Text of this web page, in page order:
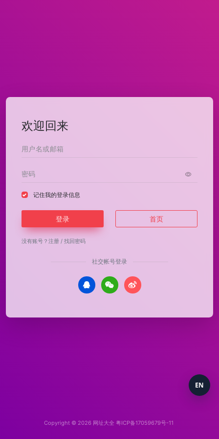
欢迎回来
记住我的登录信息
登录 首页
没有账号？ 注册 / 找回密码
社交帐号登录
Copyright © 2026 网址大全 粤ICP备17059679号-11
EN